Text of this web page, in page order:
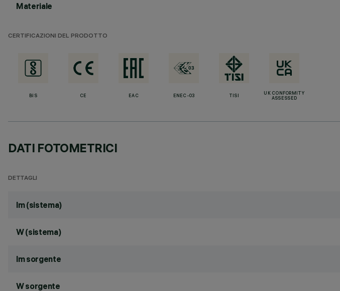
Materiale
CERTIFICAZIONI DEL PRODOTTO
BIS CE EAC ENEC-03 TISI
UK CONFORMITY
ASSESSED
DATI FOTOMETRICI
DETTAGLI
lm (sistema)
W (sistema)
lm sorgente
W sorgente